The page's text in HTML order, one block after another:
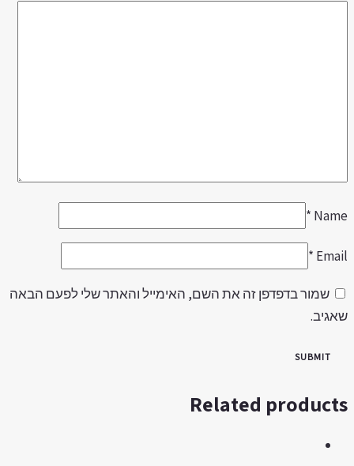
*
*
שמור בדפדפן זה את השם, האימייל והאתר שלי לפעם הבאה
Related